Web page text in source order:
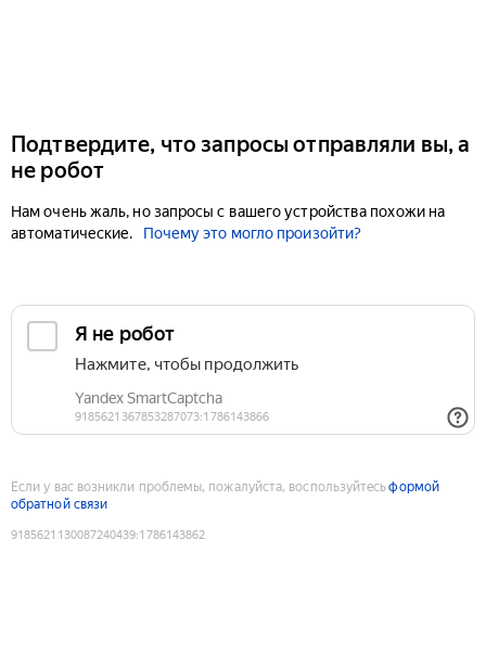
Подтвердите, что запросы отправляли вы, а
не робот
Нам очень жаль, но запросы с вашего устройства похожи на
автоматические.
Почему это могло произойти?
Если у вас возникли проблемы, пожалуйста, воспользуйтесьформой
обратной связи
9185621130087240439:1786143862